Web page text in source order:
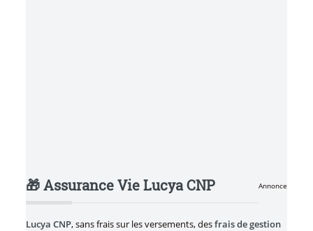
Annonce
🎁 Assurance Vie Lucya CNP
Lucya CNP, sans frais sur les versements, desfrais de gestion